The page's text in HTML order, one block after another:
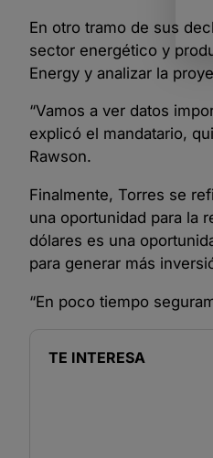
En otro tramo de sus
sector energético y
Energy y analizar la
“Vamos a ver datos
explicó el mandatario,
Rawson.
Finalmente, Torres se
una oportunidad para la
dólares es una
para generar más
“En poco tiempo
TE INTERESA